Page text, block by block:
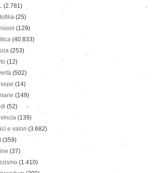
(2.781)
(25)
(129)
(40.833)
(253)
(12)
(502)
(14)
(149)
(52)
(139)
e valori (3.682)
(359)
(37)
(1.410)